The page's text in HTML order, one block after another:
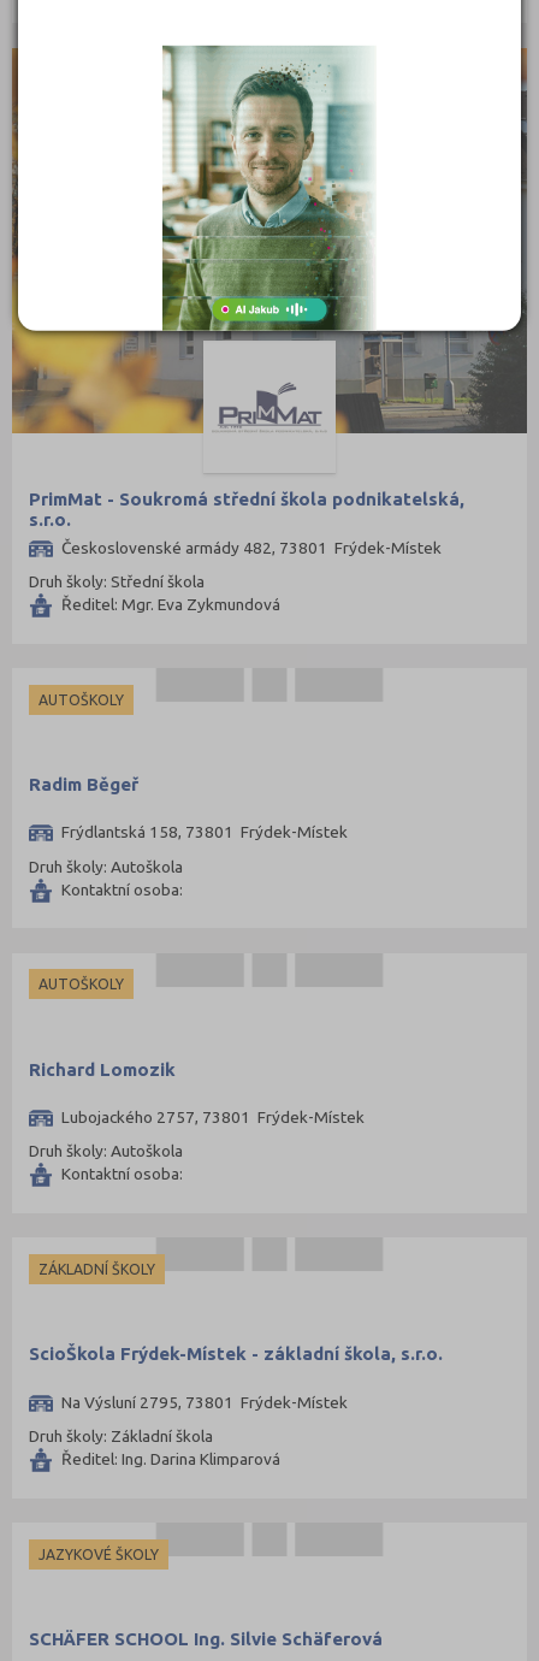
PrimMat - Soukromá střední škola podnikatelská,
s.r.o.
Československé armády 482, 73801 Frýdek-Místek
Druh školy: Střední škola
Ředitel: Mgr. Eva Zykmundová
AUTOŠKOLY
Radim Běgeř
Frýdlantská 158, 73801 Frýdek-Místek
Druh školy: Autoškola
Kontaktní osoba:
AUTOŠKOLY
Richard Lomozik
Lubojackého 2757, 73801 Frýdek-Místek
Druh školy: Autoškola
Kontaktní osoba:
ZÁKLADNÍ ŠKOLY
ScioŠkola Frýdek-Místek - základní škola, s.r.o.
Na Výsluní 2795, 73801 Frýdek-Místek
Druh školy: Základní škola
Ředitel: Ing. Darina Klimparová
JAZYKOVÉ ŠKOLY
SCHÄFER SCHOOL Ing. Silvie Schäferová